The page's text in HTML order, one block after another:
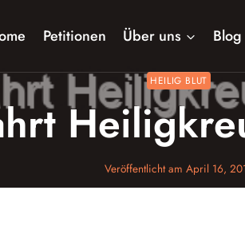
Petitionen Über uns Blog
HEILIG BLUT
Veröffentlicht am April 16,